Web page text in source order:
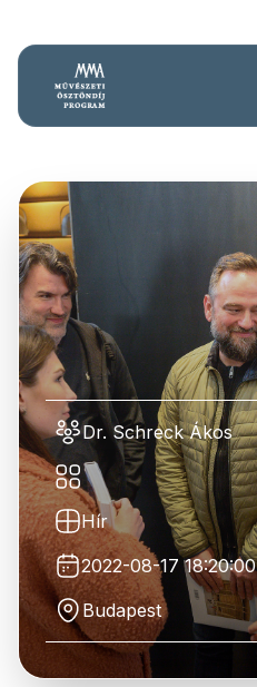
Dr. Schreck Ákos
Hír
2022-08-17 18:20:00
Budapest